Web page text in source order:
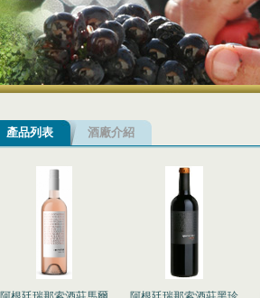
產品列表 酒廠介紹